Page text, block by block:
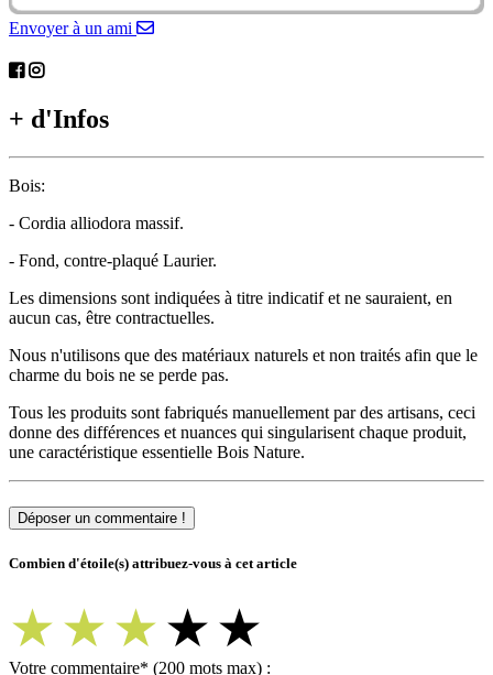
Envoyer à un ami
+ d'Infos
Bois:
- Cordia alliodora massif.
- Fond, contre-plaqué Laurier.
Les dimensions sont indiquées à titre indicatif et ne sauraient, en
aucun cas, être contractuelles.
Nous n'utilisons que des matériaux naturels et non traités afin que le
charme du bois ne se perde pas.
Tous les produits sont fabriqués manuellement par des artisans, ceci
donne des différences et nuances qui singularisent chaque produit,
une caractéristique essentielle Bois Nature.
Déposer un commentaire !
Combien d'étoile(s) attribuez-vous à cet article
★★★★★
Votre commentaire* (200 mots max) :